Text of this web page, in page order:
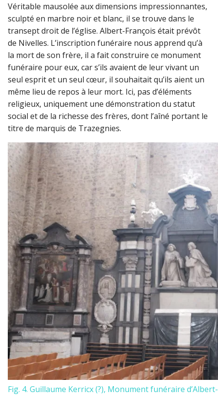
Véritable mausolée aux dimensions impressionnantes,
sculpté en marbre noir et blanc, il se trouve dans le
transept droit de l’église. Albert-François était prévôt
de Nivelles. L’inscription funéraire nous apprend qu’à
la mort de son frère, il a fait construire ce monument
funéraire pour eux, car s’ils avaient de leur vivant un
seul esprit et un seul cœur, il souhaitait qu’ils aient un
même lieu de repos à leur mort. Ici, pas d’éléments
religieux, uniquement une démonstration du statut
social et de la richesse des frères, dont l’aîné portant le
titre de marquis de Trazegnies.
Fig. 4. Guillaume Kerricx (?), Monument funéraire